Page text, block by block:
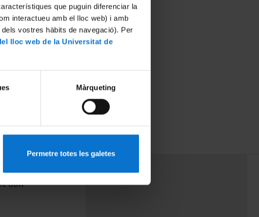
que puguin diferenciar la
interactueu amb el lloc web) i amb
vostres hàbits de navegació). Per
lloc web de la Universitat de
Màrqueting
Permetre totes les galetes
UBtv